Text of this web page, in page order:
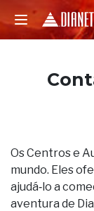
Os Centros e
mundo. Eles
ajudá‑lo a
aventura de